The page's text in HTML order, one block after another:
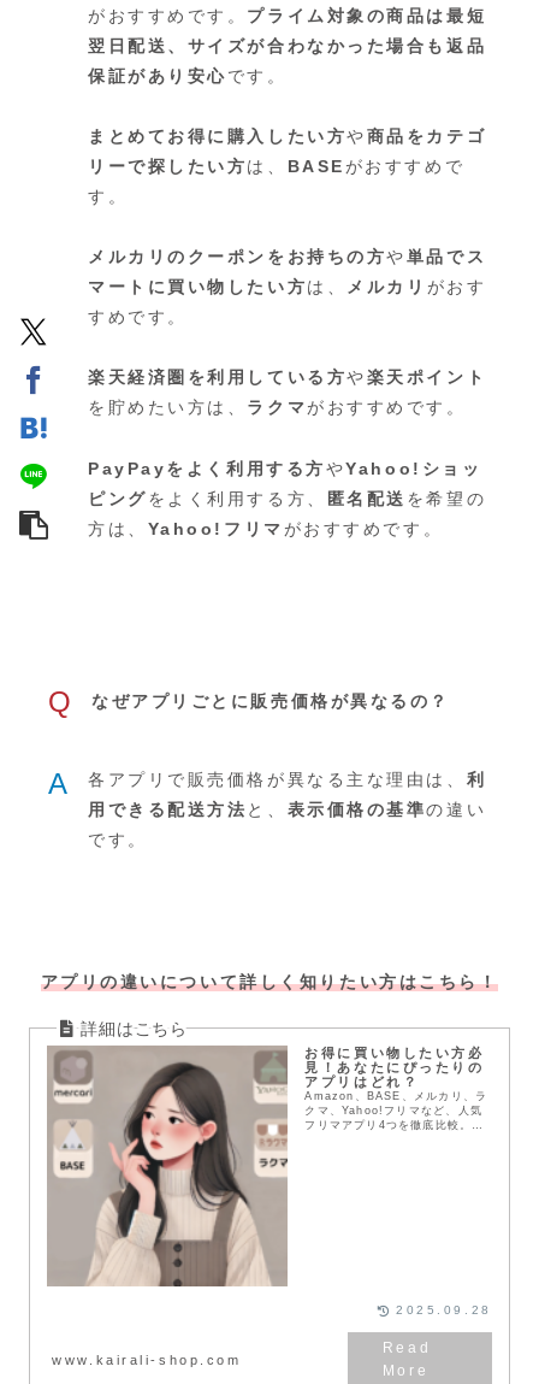
がおすすめです。 プライム対象の商品は最短
翌日配送、サイズが合わなかった場合も返品
保証があり安心です。
まとめてお得に購入したい方や商品をカテゴ
リーで探したい方は、 BASE がおすすめで
す。
メルカリのクーポンをお持ちの方や単品でス
マートに買い物したい方は、 メルカリ がおす
すめです。
楽天経済圏を利用している方や楽天ポイント
を貯めたい方は、 ラクマ がおすすめです。
PayPayをよく利用する方やYahoo!ショッ
ピングをよく利用する方、 匿名配送 を希望の
方は、 Yahoo!フリマ がおすすめです。
Q なぜアプリごとに販売価格が異なるの？
A 各アプリで販売価格が異なる主な理由は、 利
用できる配送方法 と、 表示価格の基準の違い
です。
アプリの違いについて詳しく知りたい方はこちら！
お得に買い物したい方必
見！あなたにぴったりの
アプリはどれ？
Amazon、BASE、メルカリ、ラ
クマ、Yahoo!フリマなど、人気
フリマアプリ4つを徹底比較。送
www.kairali-shop.com
2025.09.28